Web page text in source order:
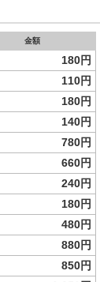
金額
180円
110円
180円
140円
780円
660円
240円
180円
480円
880円
850円